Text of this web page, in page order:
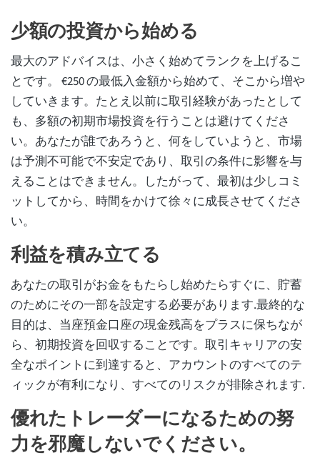
少額の投資から始める
最大のアドバイスは、小さく始めてランクを上げるこ
とです。 €250 の最低入金額から始めて、そこから増や
していきます。たとえ以前に取引経験があったとして
も、多額の初期市場投資を行うことは避けてくださ
い。あなたが誰であろうと、何をしていようと、市場
は予測不可能で不安定であり、取引の条件に影響を与
えることはできません。したがって、最初は少しコミ
ットしてから、時間をかけて徐々に成長させてくださ
い。
利益を積み立てる
あなたの取引がお金をもたらし始めたらすぐに、貯蓄
のためにその一部を設定する必要があります.最終的な
目的は、当座預金口座の現金残高をプラスに保ちなが
ら、初期投資を回収することです。取引キャリアの安
全なポイントに到達すると、アカウントのすべてのテ
ィックが有利になり、すべてのリスクが排除されます.
優れたトレーダーになるための努
力を邪魔しないでください。